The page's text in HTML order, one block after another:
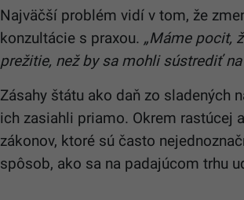
Najväčší problém vidí v tom, že
konzultácie s praxou. „Máme pocit,
prežitie, než by sa mohli sústrediť
Zásahy štátu ako daň zo sladených
ich zasiahli priamo. Okrem rastúcej
zákonov, ktoré sú často
spôsob, ako sa na padajúcom trhu